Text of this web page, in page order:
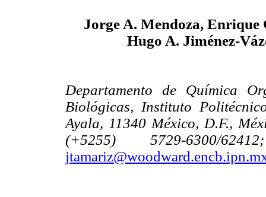
Jorge A. Mendoza, Enrique
Hugo A. Jiménez-
Departamento de Química
Biológicas, Instituto
Ayala, 11340 México, D.F.,
(+5255) 5729-6300/